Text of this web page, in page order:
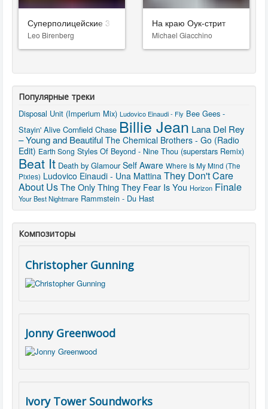
Суперполицейские 3
Leo Birenberg
На краю Оук-стрит
Michael Giacchino
Популярные треки
Disposal Unit (Imperium Mix) Ludovico Einaudi - Fly Bee Gees -
Stayin' Alive Cornfield Chase Billie Jean Lana Del Rey
– Young and Beautiful The Chemical Brothers - Go (Radio
Edit) Earth Song Styles Of Beyond - Nine Thou (superstars Remix)
Beat It Death by Glamour Self Aware Where Is My Mind (The
Pixies) Ludovico Einaudi - Una Mattina They Don't Care
About UsThe Only Thing They Fear Is You Horizon Finale
Your Best Nightmare Rammstein - Du Hast
Композиторы
Christopher Gunning
Jonny Greenwood
Ivory Tower Soundworks